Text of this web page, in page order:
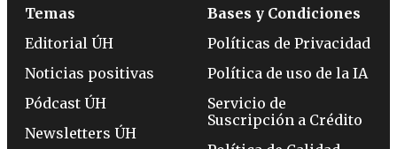
Temas
Editorial ÚH
Noticias positivas
Pódcast ÚH
Newsletters ÚH
Bases y Condiciones
Políticas de Privacidad
Política de uso de la IA
Servicio de
Suscripción a Crédito